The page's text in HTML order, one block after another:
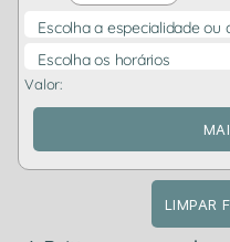
Escolha a especialidade ou
Escolha os horários
Valor:
LIMPAR